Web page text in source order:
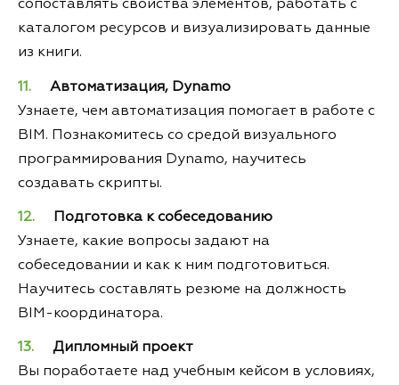
сопоставлять свойства элементов, работать с
каталогом ресурсов и визуализировать данные
из книги.
Автоматизация, Dynamo
Узнаете, чем автоматизация помогает в работе с
BIM. Познакомитесь со средой визуального
программирования Dynamo, научитесь
создавать скрипты.
Подготовка к собеседованию
Узнаете, какие вопросы задают на
собеседовании и как к ним подготовиться.
Научитесь составлять резюме на должность
BIM-координатора.
Дипломный проект
Вы поработаете над учебным кейсом в условиях,